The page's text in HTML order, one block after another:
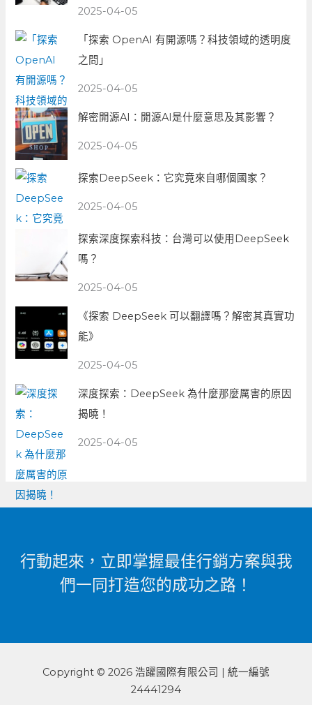
2025-04-05
「探索 OpenAI 有開源嗎？科技領域的透明度
之問」
2025-04-05
解密開源AI：開源AI是什麼意思及其影響？
2025-04-05
探索DeepSeek：它究竟來自哪個國家？
2025-04-05
探索深度探索科技：台灣可以使用DeepSeek
嗎？
2025-04-05
《探索 DeepSeek 可以翻譯嗎？解密其真實功
能》
2025-04-05
深度探索：DeepSeek 為什麼那麼厲害的原因
揭曉！
2025-04-05
行動起來，立即掌握最佳行銷方案與我
們一同打造您的成功之路！
Copyright © 2026 浩躍國際有限公司 | 統一編號
24441294